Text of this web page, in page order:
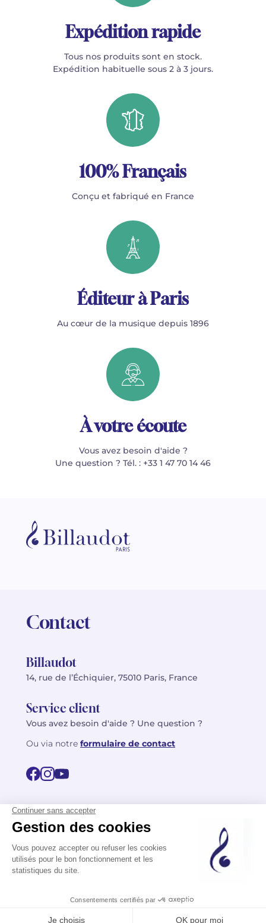
Expédition rapide
Tous nos produits sont en stock.
Expédition habituelle sous 2 à 3 jours.
100% Français
Conçu et fabriqué en France
Éditeur à Paris
Au cœur de la musique depuis 1896
À votre écoute
Vous avez besoin d'aide ?
Une question ? Tél. : +33 1 47 70 14 46
Contact
Billaudot
14, rue de l’Échiquier, 75010 Paris, France
Service client
Vous avez besoin d'aide ? Une question ?
Ou via notre formulaire de contact
FR
EN
Politique de confidentialité
Mentions légales
© 2026 Billaudot Paris. Tous droits réservés